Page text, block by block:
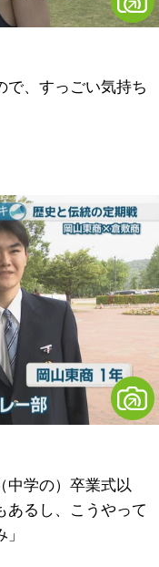
で、すっごい気持ち
中学の）卒業式以
あるし、こうやって